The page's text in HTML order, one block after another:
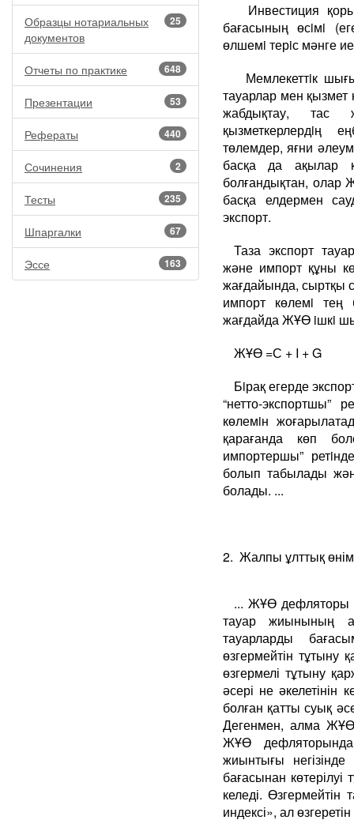
25
Образцы нотариальных
документов
648
Отчеты по практике
53
Презентации
440
Рефераты
2
Сочинения
235
Тесты
67
Шпаргалки
163
Эссе
Инвестиция
бағасының өсiмi
өлшемi терiс мәнге
Мемлекеттiк
тауарлар мен
жабдықтау, тас
қызметкерлердiң
төлемдер, яғни
басқа да ақылар
болғандықтан, олар
басқа елдермен
экспорт.
Таза экспорт
және импорт құны
жағдайында, сыртқы
импорт көлемi тең
жағдайда ЖҰӨ iшкi
ЖҰӨ =С + I + G
Бiрақ егерде
“нетто-
көлемiн
қарағанда көп
импортершы”
болып табылады
болады. ...
2. Жалпы ұлттық
... ЖҰӨ дефляторы
тауар жиынының
тауарларды
өзгермейтін
өзгермелі тұтыну
әсері не
болған қатты суық
Дегенмен, алма ЖҰӨ
ЖҰӨ дефляторында
жиынтығы
бағасынан көтерілуі
келеді.
индексі», ал